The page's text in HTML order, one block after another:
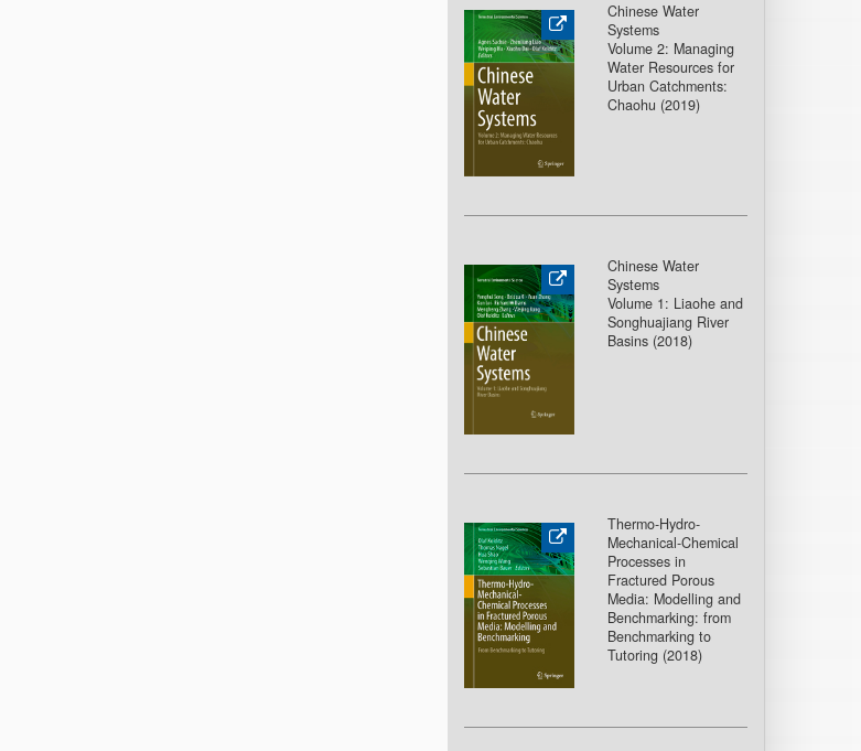
Chinese Water
Systems
Volume 2: Managing
Water Resources for
Urban Catchments:
Chaohu (2019)
Chinese Water
Systems
Volume 1: Liaohe and
Songhuajiang River
Basins (2018)
Thermo-Hydro-
Mechanical-Chemical
Processes in
Fractured Porous
Media: Modelling and
Benchmarking: from
Benchmarking to
Tutoring (2018)